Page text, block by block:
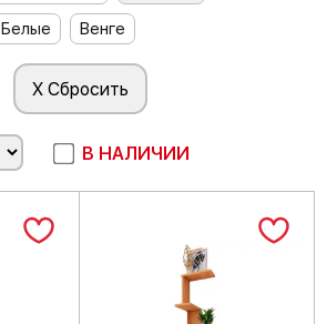
Белые Венге
X Сбросить
В НАЛИЧИИ